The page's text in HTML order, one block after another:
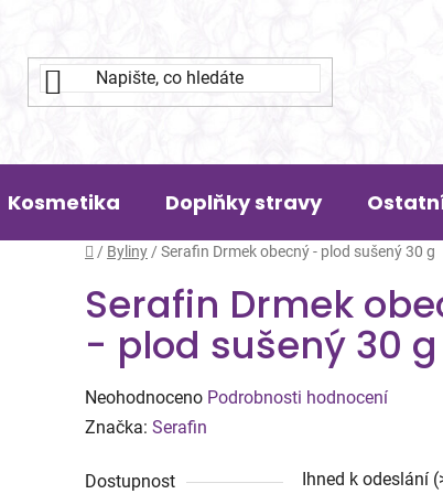
Kosmetika Doplňky stravy
Domů
/ Byliny / Serafin Drmek obecný - plod sušený 30 g
Serafin Drmek
- plod sušený 30 g
Průměrné
hodnocení
je
Neohodnoceno Podrobnosti hodnocení
Značka: Serafin
Dostupnost Ihned k odeslání